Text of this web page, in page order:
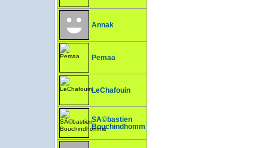
Annak
Pemaa
LeChafouin
SÃ©bastien
Bouchindhomme